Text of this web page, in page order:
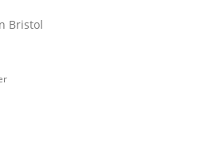
Bristol